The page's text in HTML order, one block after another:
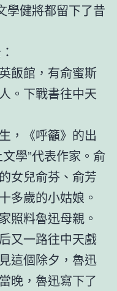
學健將都留下了昔
飯館，有俞蜜斯
。下戰書往中天
，《呼籲》的出
學”代表作家。俞
女兒俞芬、俞芳
多歲的小姑娘。
照料魯迅母親。
又一路往中天戲
這個除夕，魯迅
晚，魯迅寫下了